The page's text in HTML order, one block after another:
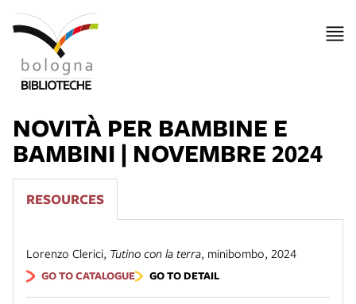
NOVITÀ PER BAMBINE E
BAMBINI | NOVEMBRE 2024
RESOURCES
Lorenzo Clerici, Tutino con la terra, minibombo, 2024
GO TO CATALOGUE GO TO DETAIL